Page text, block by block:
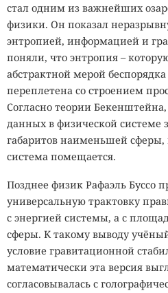
стал одним из важнейших
физики. Он показал
энтропией, информацией и
поняли, что энтропия –
абстрактной мерой
переплетена со строением
Согласно теории
данных в физической системе
габаритов наименьшей сферы,
система помещается.
Позднее физик Рафаэль Буссо
универсальную трактовку
с энергией системы, а с
сферы. К такому выводу
условие гравитационной
математически эта версия
согласовывалась с